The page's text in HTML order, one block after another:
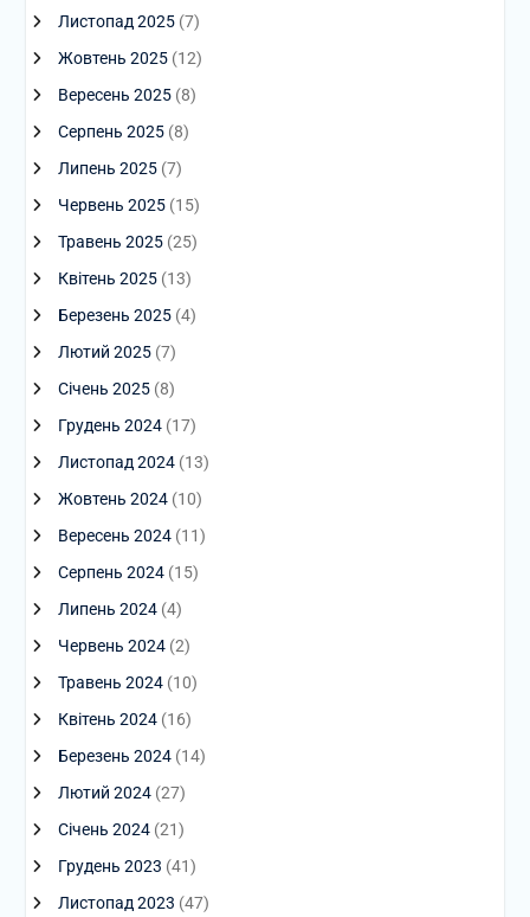
Листопад 2025(7)
Жовтень 2025(12)
Вересень 2025(8)
Серпень 2025(8)
Липень 2025(7)
Червень 2025(15)
Травень 2025(25)
Квітень 2025(13)
Березень 2025(4)
Лютий 2025(7)
Січень 2025(8)
Грудень 2024(17)
Листопад 2024(13)
Жовтень 2024(10)
Вересень 2024(11)
Серпень 2024(15)
Липень 2024(4)
Червень 2024(2)
Травень 2024(10)
Квітень 2024(16)
Березень 2024(14)
Лютий 2024(27)
Січень 2024(21)
Грудень 2023 (41)
Листопад 2023 (47)